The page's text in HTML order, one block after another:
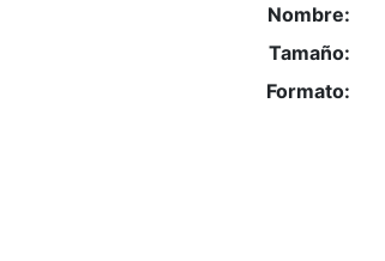
Nombre:
Tamaño:
Formato: